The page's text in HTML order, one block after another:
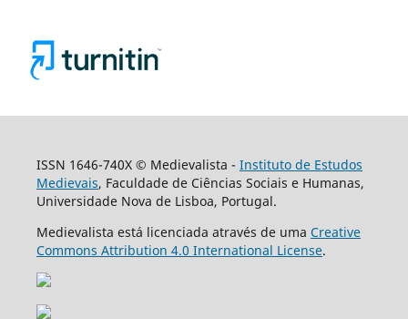
ISSN 1646-740X © Medievalista - Instituto de Estudos
Medievais, Faculdade de Ciências Sociais e Humanas,
Universidade Nova de Lisboa, Portugal.
Medievalista está licenciada através de uma Creative
Commons Attribution 4.0 International License.